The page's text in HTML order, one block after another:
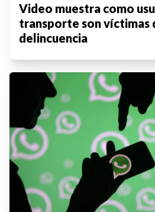
Video muestra como
transporte son víctimas
delincuencia